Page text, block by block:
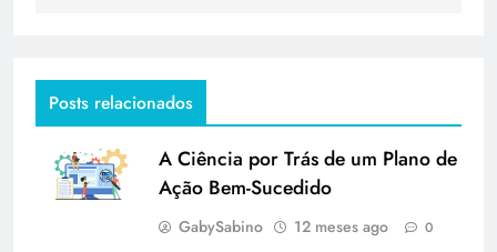
Posts relacionados
A Ciência por Trás de um Plano de
Ação Bem-Sucedido
GabySabino 12 meses ago 0